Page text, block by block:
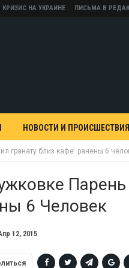
КРИЗИС НА УКРАИНЕ ПИСЬМА В
НОВОСТИ И ПРОИСШЕСТВИЯ
гранату близ кафе: ранены 6
Парень
6 Человек
12, 2015